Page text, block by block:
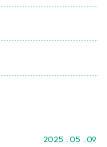
2025 . 05 . 09